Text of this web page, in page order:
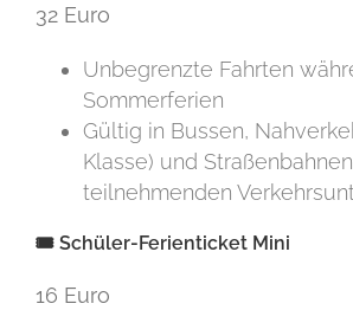
32 Euro
Unbegrenzte Fahrten
Sommerferien
Gültig in Bussen,
Klasse) und
teilnehmenden
🎟️ Schüler-Ferienticket Mini
16 Euro